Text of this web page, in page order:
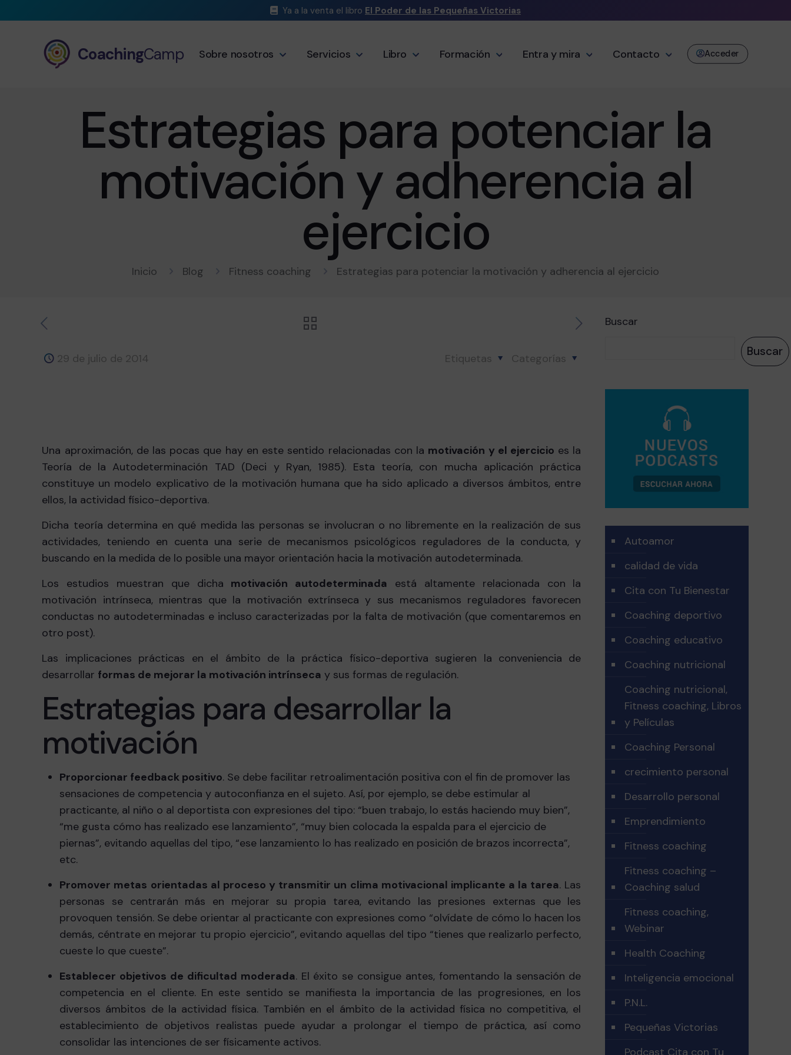
Ya a la venta el libro El Poder de las Pequeñas Victorias
CoachingCamp Sobre nosotros Servicios Libro Formación Entra y mira Contacto Acceder
Estrategias para potenciar la
motivación y adherencia al
ejercicio
Inicio Blog Fitness coaching Estrategias para potenciar la motivación y adherencia al ejercicio
29 de julio de 2014 Categorías
Etiquetas
Una aproximación, de las pocas que hay en este sentido relacionadas con la motivación y el ejercicio es la
Teoría de la Autodeterminación TAD (Deci y Ryan, 1985). Esta teoría, con mucha aplicación práctica
constituye un modelo explicativo de la motivación humana que ha sido aplicado a diversos ámbitos, entre
ellos, la actividad físico-deportiva.
Dicha teoría determina en qué medida las personas se involucran o no libremente en la realización de sus
actividades, teniendo en cuenta una serie de mecanismos psicológicos reguladores de la conducta, y
buscando en la medida de lo posible una mayor orientación hacia la motivación autodeterminada.
Los estudios muestran que dicha motivación autodeterminada está altamente relacionada con la
motivación intrínseca, mientras que la motivación extrínseca y sus mecanismos reguladores favorecen
conductas no autodeterminadas e incluso caracterizadas por la falta de motivación (que comentaremos en
otro post).
Las implicaciones prácticas en el ámbito de la práctica físico-deportiva sugieren la conveniencia de
desarrollar formas de mejorar la motivación intrínseca y sus formas de regulación.
Estrategias para desarrollar la
motivación
Proporcionar feedback positivo. Se debe facilitar retroalimentación positiva con el fin de promover las
sensaciones de competencia y autoconfianza en el sujeto. Así, por ejemplo, se debe estimular al
practicante, al niño o al deportista con expresiones del tipo: “buen trabajo, lo estás haciendo muy bien”,
“me gusta cómo has realizado ese lanzamiento”, “muy bien colocada la espalda para el ejercicio de
piernas”, evitando aquellas del tipo, “ese lanzamiento lo has realizado en posición de brazos incorrecta”,
etc.
Promover metas orientadas al proceso y transmitir un clima motivacional implicante a la tarea. Las
personas se centrarán más en mejorar su propia tarea, evitando las presiones externas que les
provoquen tensión. Se debe orientar al practicante con expresiones como “olvídate de cómo lo hacen los
demás, céntrate en mejorar tu propio ejercicio”, evitando aquellas del tipo “tienes que realizarlo perfecto,
cueste lo que cueste”.
Establecer objetivos de dificultad moderada. El éxito se consigue antes, fomentando la sensación de
competencia en el cliente. En este sentido se manifiesta la importancia de las progresiones, en los
diversos ámbitos de la actividad física. También en el ámbito de la actividad física no competitiva, el
establecimiento de objetivos realistas puede ayudar a prolongar el tiempo de práctica, así como
consolidar las intenciones de ser físicamente activos.
Buscar
Buscar
Autoamor
calidad de vida
Cita con Tu Bienestar
Coaching deportivo
Coaching educativo
Coaching nutricional
Coaching nutricional,
Fitness coaching, Libros
y Películas
Coaching Personal
crecimiento personal
Desarrollo personal
Emprendimiento
Fitness coaching
Fitness coaching –
Coaching salud
Fitness coaching,
Webinar
Health Coaching
Inteligencia emocional
P.N.L.
Pequeñas Victorias
Podcast Cita con Tu